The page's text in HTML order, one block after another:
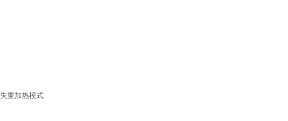
失重加热模式